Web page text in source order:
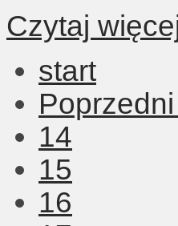
Czytaj
start
Poprzedni
14
15
16